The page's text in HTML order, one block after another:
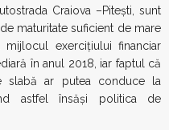
Craiova –Pitești, sunt
maturitate suficient de mare
exercițiului financiar
în anul 2018, iar faptul că
slabă ar putea conduce la
astfel însăși politica de